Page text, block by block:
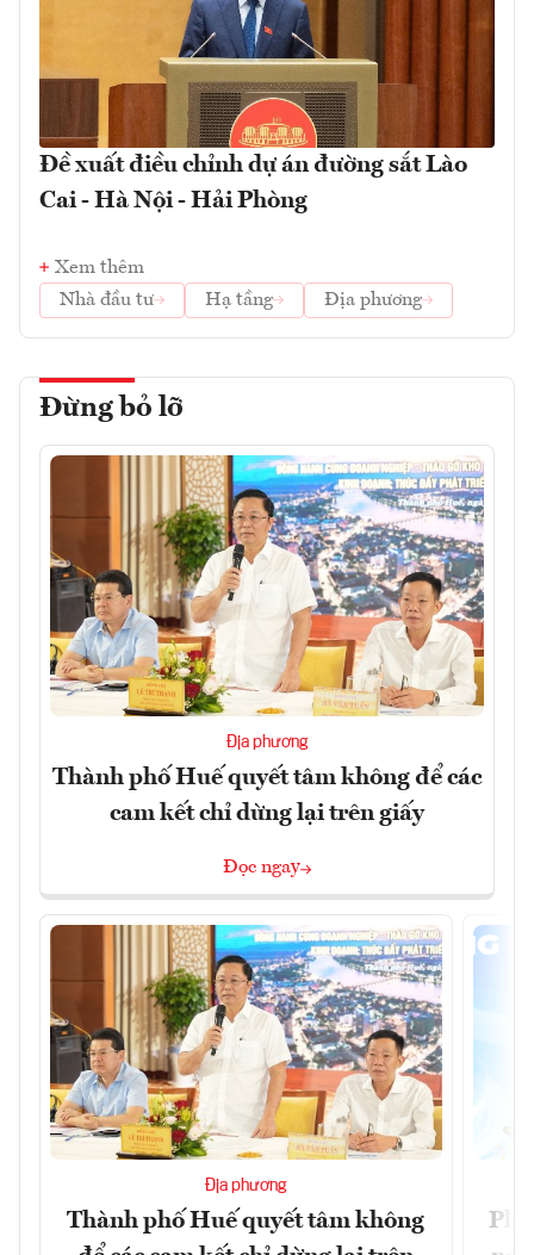
Đề xuất điều chỉnh dự án đường sắt Lào
Cai - Hà Nội - Hải Phòng
Xem thêm
Nhà đầu tư
Hạ tầng Địa phương
Đừng bỏ lỡ
Địa phương
Thành phố Huế quyết tâm không để các
cam kết chỉ dừng lại trên giấy
Đọc ngay
Địa phương
Thành phố Huế quyết tâm không